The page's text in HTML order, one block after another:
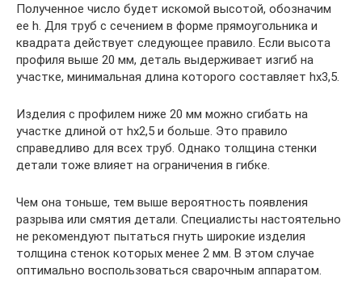
Полученное число будет искомой высотой, обозначим
ее h. Для труб с сечением в форме прямоугольника и
квадрата действует следующее правило. Если высота
профиля выше 20 мм, деталь выдерживает изгиб на
участке, минимальная длина которого составляет hх3,5.
Изделия с профилем ниже 20 мм можно сгибать на
участке длиной от hх2,5 и больше. Это правило
справедливо для всех труб. Однако толщина стенки
детали тоже влияет на ограничения в гибке.
Чем она тоньше, тем выше вероятность появления
разрыва или смятия детали. Специалисты настоятельно
не рекомендуют пытаться гнуть широкие изделия
толщина стенок которых менее 2 мм. В этом случае
оптимально воспользоваться сварочным аппаратом.